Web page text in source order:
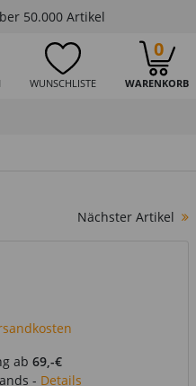
50.000 Artikel
WUNSCHLISTE WARENKORB
0
Nächster Artikel
ab 69,-€
- Details